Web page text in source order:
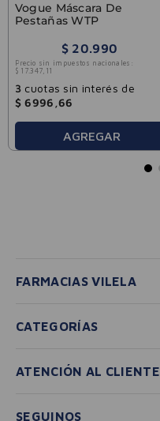
Vogue Máscara De
Pestañas WTP
$ 20.990
Precio sin impuestos nacionales:
$ 17.347, 11
3cuotas sin interés de
$ 6996 66
AGREGAR
FARMACIAS VILELA
CATEGORÍAS
ATENCIÓN AL CLIENTE
SEGUINOS